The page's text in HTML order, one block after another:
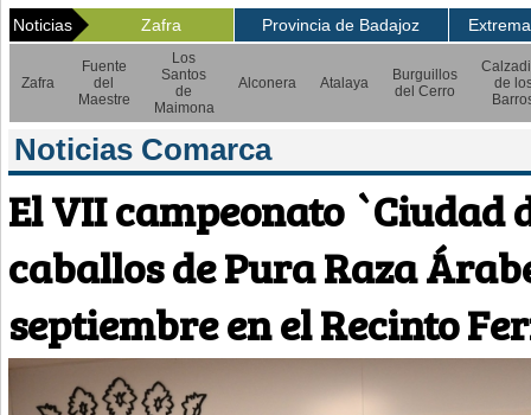
Noticias Zafra Provincia de Badajoz
Zafra
Fuente
del
Maestre
Los
Santos
de
Maimona
Alconera Atalaya
Burguillos
del Cerro
de
Noticias Comarca
El VII campeonato `Ciudad
caballos de Pura Raza
septiembre en el Recinto